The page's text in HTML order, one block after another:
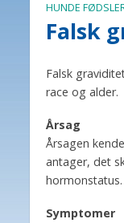
HUNDE
Falsk
Falsk
race og alder.
Årsag
Årsagen
antager, det
hormonstatus.
Symptomer